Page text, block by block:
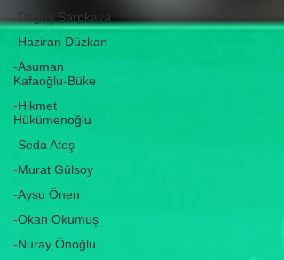
-Doğuş Sarpkaya
-Haziran Düzkan
-Asuman
Kafaoğlu-Büke
-Hikmet
Hükümenoğlu
-Seda Ateş
-Murat Gülsoy
-Aysu Önen
-Okan Okumuş
-Nuray Önoğlu